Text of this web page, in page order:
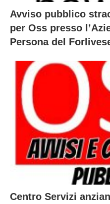
Avviso pubblico
per Oss presso
Persona del
Centro Servizi